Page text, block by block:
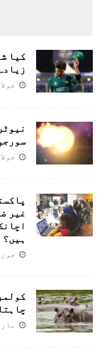
کیا
جولائی
جولائی
غیر
ہیں؟
جون 15, 2022
مارچ 3,